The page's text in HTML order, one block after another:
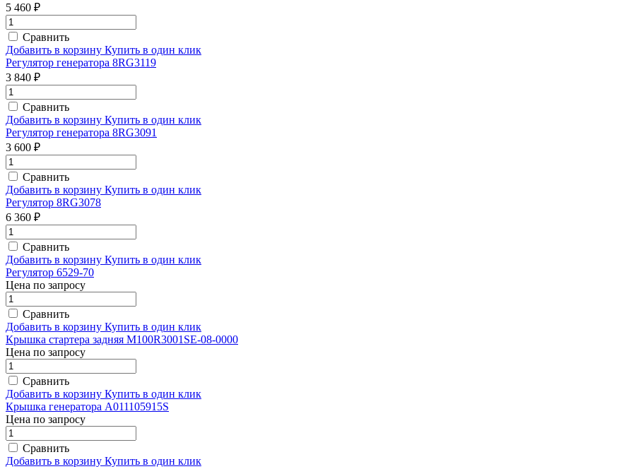
5 460 ₽
Сравнить
Добавить в корзину Купить в один клик
Регулятор генератора 8RG3119
3 840 ₽
Сравнить
Добавить в корзину Купить в один клик
Регулятор генератора 8RG3091
3 600 ₽
Сравнить
Добавить в корзину Купить в один клик
Регулятор 8RG3078
6 360 ₽
Сравнить
Добавить в корзину Купить в один клик
Регулятор 6529-70
Цена по запросу
Сравнить
Добавить в корзину Купить в один клик
Крышка стартера задняя M100R3001SE-08-0000
Цена по запросу
Сравнить
Добавить в корзину Купить в один клик
Крышка генератора A011105915S
Цена по запросу
Сравнить
Добавить в корзину Купить в один клик